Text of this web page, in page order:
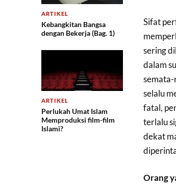
ARTIKEL
Kebangkitan Bangsa
dengan Bekerja (Bag. 1)
ARTIKEL
Perlukah Umat Islam
Memproduksi film-film
Islami?
Sifat
sering
dalam
semata-
selalu
fatal,
terlalu
dekat
Orang